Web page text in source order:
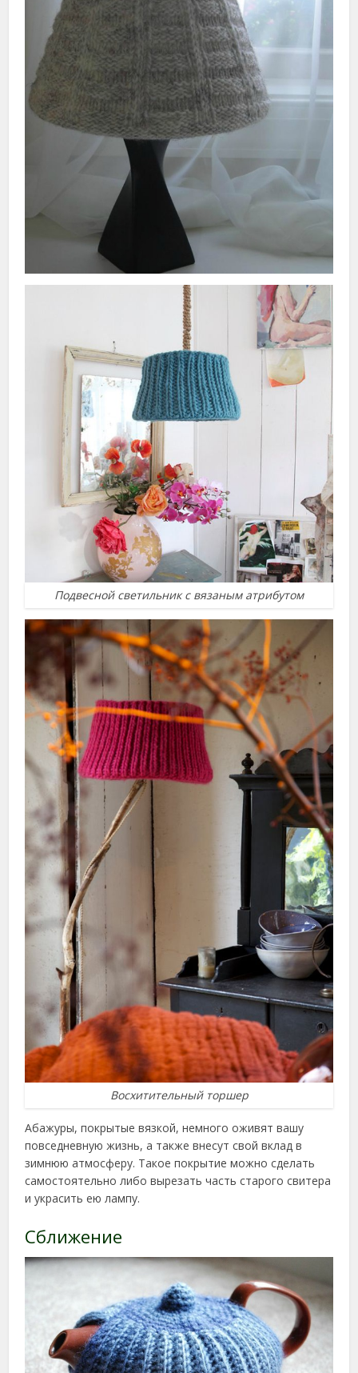
Подвесной светильник с вязаным атрибутом
Восхитительный торшер
Абажуры, покрытые вязкой, немного оживят вашу
повседневную жизнь, а также внесут свой вклад в
зимнюю атмосферу. Такое покрытие можно сделать
самостоятельно либо вырезать часть старого свитера
и украсить ею лампу.
Сближение